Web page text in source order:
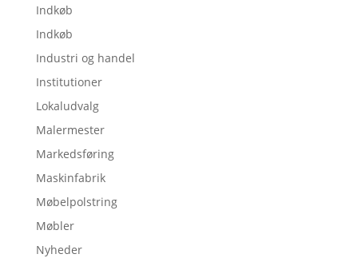
Indkøb
Indkøb
Industri og handel
Institutioner
Lokaludvalg
Malermester
Markedsføring
Maskinfabrik
Møbelpolstring
Møbler
Nyheder